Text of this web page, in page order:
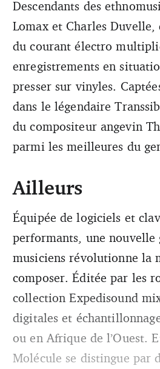
Captées il y a sept ans dans le
les sessions du compositeur
parmi les meilleures du genre.
Descendants des
Lomax et Charles Duvelle,
du courant électro
enregistrements en
presser sur vinyles.
dans le légendaire
du compositeur angevin
parmi les meilleures du
Ailleurs
Équipée de logiciels et
performants, une nouvelle
musiciens révolutionne la
composer. Éditée par les
collection Expedisound
digitales et
ou en Afrique de l’Ouest.
Molécule se distingue par